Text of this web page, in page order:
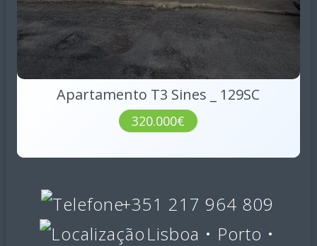
Apartamento T3 Sines _ 129SC
320.000€
+351 217 964 809
Lisboa • Porto •